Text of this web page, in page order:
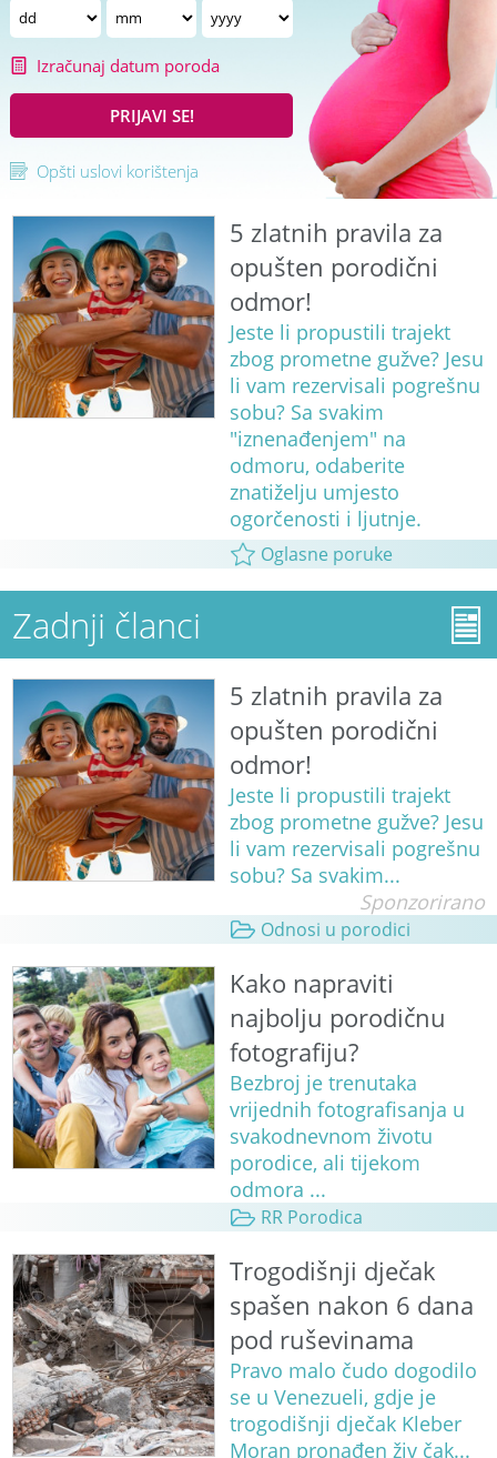
Izračunaj datum poroda
PRIJAVI SE!
Opšti uslovi korištenja
5 zlatnih pravila za
opušten porodični
odmor!
Jeste li propustili trajekt
zbog prometne gužve? Jesu
li vam rezervisali pogrešnu
sobu? Sa svakim
"iznenađenjem" na
odmoru, odaberite
znatiželju umjesto
ogorčenosti i ljutnje.
Oglasne poruke
Zadnji članci
5 zlatnih pravila za
opušten porodični
odmor!
Jeste li propustili trajekt
zbog prometne gužve? Jesu
li vam rezervisali pogrešnu
sobu? Sa svakim...
Sponzorirano
Odnosi u porodici
Kako napraviti
najbolju porodičnu
fotografiju?
Bezbroj je trenutaka
vrijednih fotografisanja u
svakodnevnom životu
porodice, ali tijekom
odmora ...
RR Porodica
Trogodišnji dječak
spašen nakon 6 dana
pod ruševinama
Pravo malo čudo dogodilo
se u Venezueli, gdje je
trogodišnji dječak Kleber
Moran pronađen živ čak...